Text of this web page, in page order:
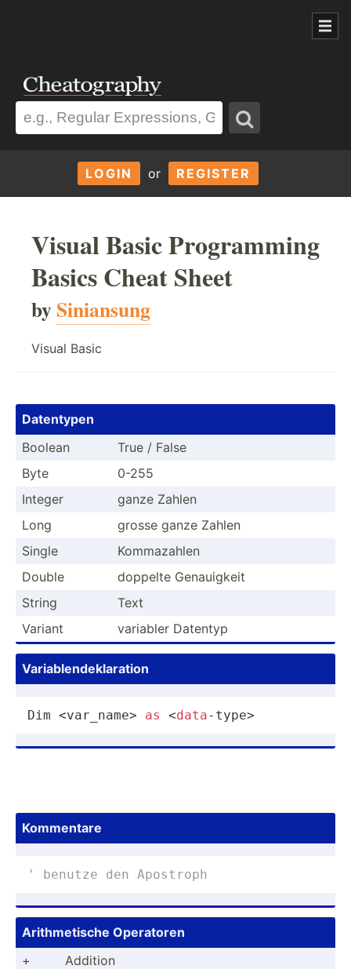
LOGIN or REGISTER
Visual Basic Programming
Basics Cheat Sheet
bySiniansung
Visual Basic
Datentypen
Boolean
True / False
Byte
0-255
Integer
ganze Zahlen
Long
grosse ganze Zahlen
Single
Kommaz­ahlen
Double
doppelte Genaui­gkeit
String
Text
Variant
variabler Datentyp
Variab­len­dek­lar­ation
Dim <var_name> as <data-type>
Kommentare
' benutze den Apostroph
Arithm­etische Operatoren
+
Addition